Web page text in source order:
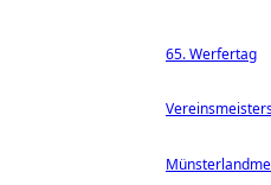
65. Werfertag